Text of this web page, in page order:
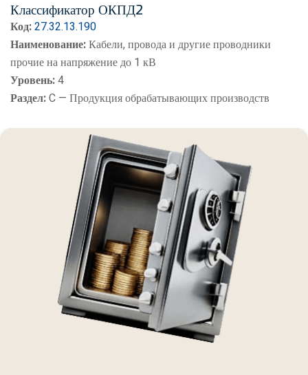
Классификатор ОКПД2
Код:27.32.13.190
Наименование:Кабели, провода и другие проводники
прочие на напряжение до 1 кВ
Уровень:4
Раздел:C — Продукция обрабатывающих производств